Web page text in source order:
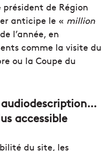
de Région
anticipe le « million
l’année, en
comme la visite du
ou la Coupe du
audiodescription…
accessible
du site, les